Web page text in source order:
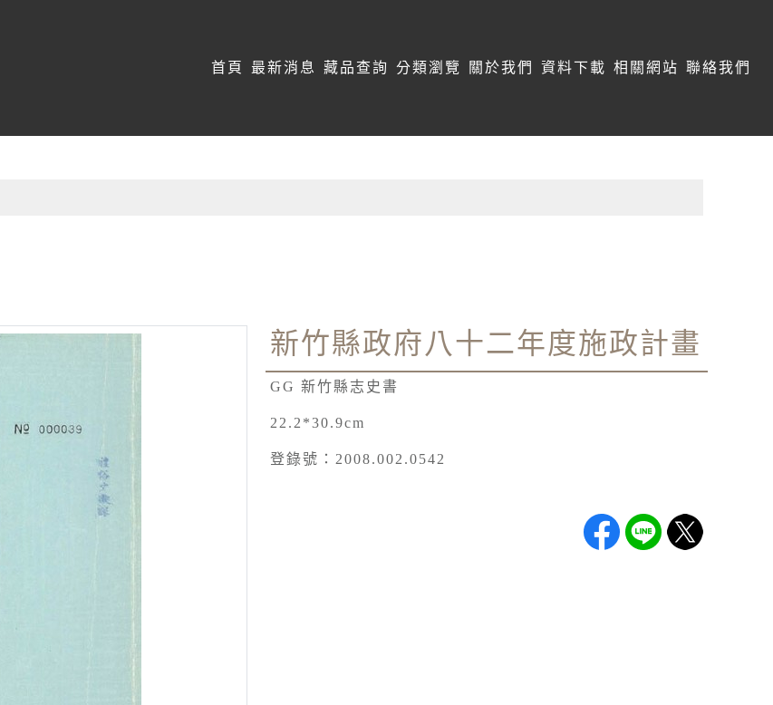
首頁 最新消息 藏品查詢 分類瀏覽 關於我們 資料下載 相關網站 聯絡我們
新竹縣政府八十二年度施政計畫
GG 新竹縣志史書
22.2*30.9cm
登錄號：2008.002.0542